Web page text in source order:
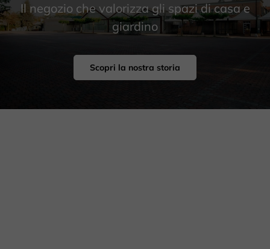
Il negozio che valorizza gli spazi di casa e
giardino
Scopri la nostra storia